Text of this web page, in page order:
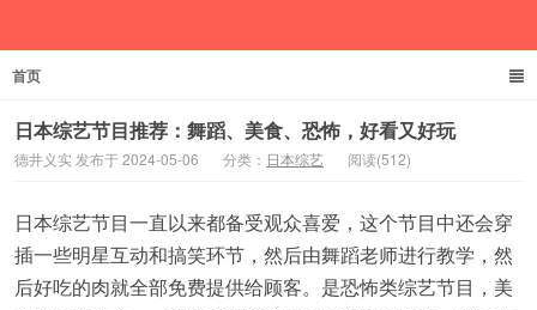
首页
日本综艺节目推荐：舞蹈、美食、恐怖，好看又好玩
德井义实 发布于 2024-05-06 分类： 日本综艺 阅读(512)
日本综艺节目一直以来都备受观众喜爱，这个节目中还会穿
插一些明星互动和搞笑环节，然后由舞蹈老师进行教学，然
后好吃的肉就全部免费提供给顾客。是恐怖类综艺节目，美